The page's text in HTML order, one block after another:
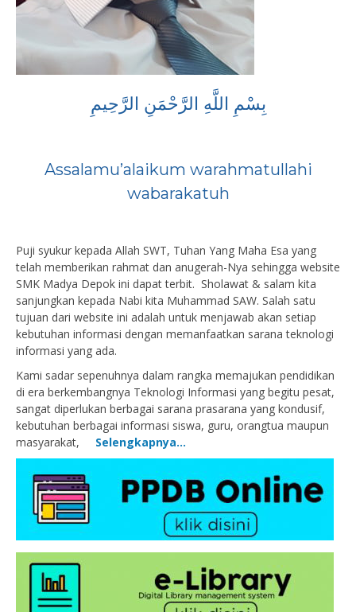
بِسْمِ اللَّهِ الرَّحْمَنِ الرَّحِيمِ
Assalamu’alaikum warahmatullahi
wabarakatuh
Puji syukur kepada Allah SWT, Tuhan Yang Maha Esa yang
telah memberikan rahmat dan anugerah-Nya sehingga website
SMK Madya Depok ini dapat terbit. Sholawat & salam kita
sanjungkan kepada Nabi kita Muhammad SAW. Salah satu
tujuan dari website ini adalah untuk menjawab akan setiap
kebutuhan informasi dengan memanfaatkan sarana teknologi
informasi yang ada.
Kami sadar sepenuhnya dalam rangka memajukan pendidikan
di era berkembangnya Teknologi Informasi yang begitu pesat,
sangat diperlukan berbagai sarana prasarana yang kondusif,
kebutuhan berbagai informasi siswa, guru, orangtua maupun
masyarakat, Selengkapnya…